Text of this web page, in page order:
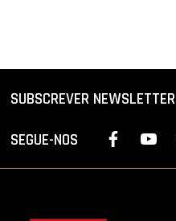
SUBSCREVER NEWSLETTER
SEGUE-NOS